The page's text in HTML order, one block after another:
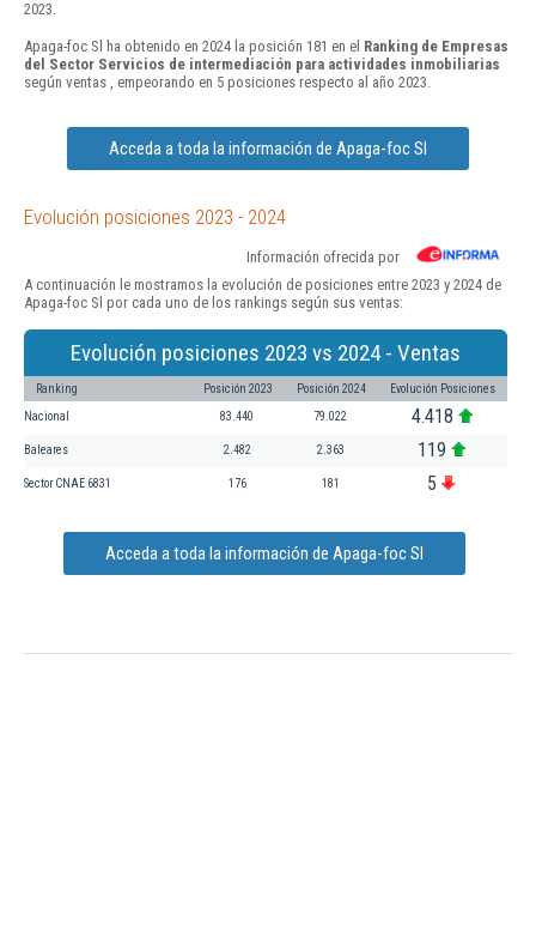
2023.
Apaga-foc Sl ha obtenido en 2024 la posición 181 en el Ranking de Empresas
del Sector Servicios de intermediación para actividades inmobiliarias
según ventas , empeorando en 5 posiciones respecto al año 2023.
Acceda a toda la información de Apaga-foc Sl
Evolución posiciones 2023 - 2024
Información ofrecida por
A continuación le mostramos la evolución de posiciones entre 2023 y 2024 de
Apaga-foc Sl por cada uno de los rankings según sus ventas:
Evolución posiciones 2023 vs 2024 - Ventas
Ranking Posición 2023 Posición 2024 Evolución Posiciones
Nacional 83.440 79.022 4.418
Baleares 2.482 2.363 119
Sector CNAE 6831 176 181 5
Acceda a toda la información de Apaga-foc Sl